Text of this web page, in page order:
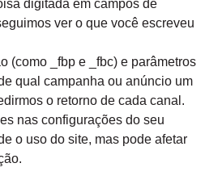
digitada em campos de
ver o que você escreveu
(como _fbp e _fbc) e parâmetros
qual campanha ou anúncio um
o retorno de cada canal.
nas configurações do seu
o uso do site, mas pode afetar